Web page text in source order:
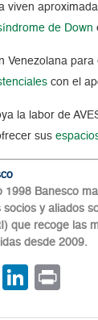
viven
de Down
Venezolana
con el
la labor de
sus
1998 Banesco
socios y aliados
que recoge las
desde 2009.
Facebook